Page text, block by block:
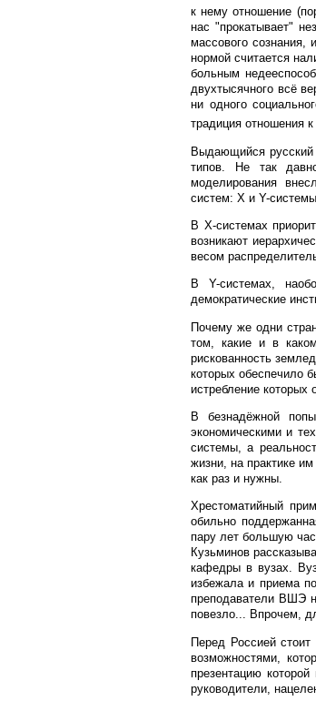
к нему отношение
нас "прокатывает"
массового сознания,
нормой считается
больным
двухтысячного всё
ни одного
традиция отношения
Выдающийся русский
типов. Не так
моделирования
систем: X и Y-системы.
В X-системах
возникают
весом
В Y-системах,
демократические
Почему же одни
том, какие и в
рискованность
которых обеспечило
истребление которых
В безнадёжной
экономическими и
системы, а
жизни, на практике
как раз и нужны.
Хрестоматийный
обильно
пару лет большую
Кузьминов
кафедры в вузах.
избежала и приема
преподаватели ВШЭ
повезло... Впрочем,
Перед Россией стоит
возможностями,
презентацию
руководители,